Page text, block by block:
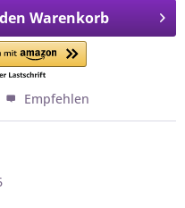
Warenkorb
Empfehlen